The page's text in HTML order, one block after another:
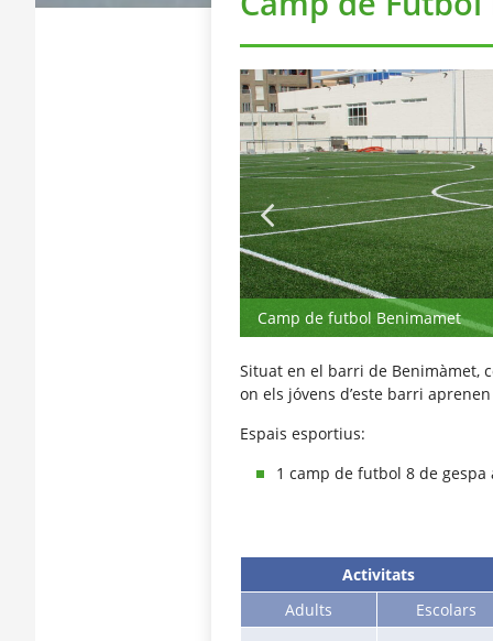
Camp de futbol Benimamet
Situat en el barri de Benimàmet,
on els jóvens d’este barri
Espais esportius:
1 camp de futbol 8 de gespa
Activitats
Adults
Escolars